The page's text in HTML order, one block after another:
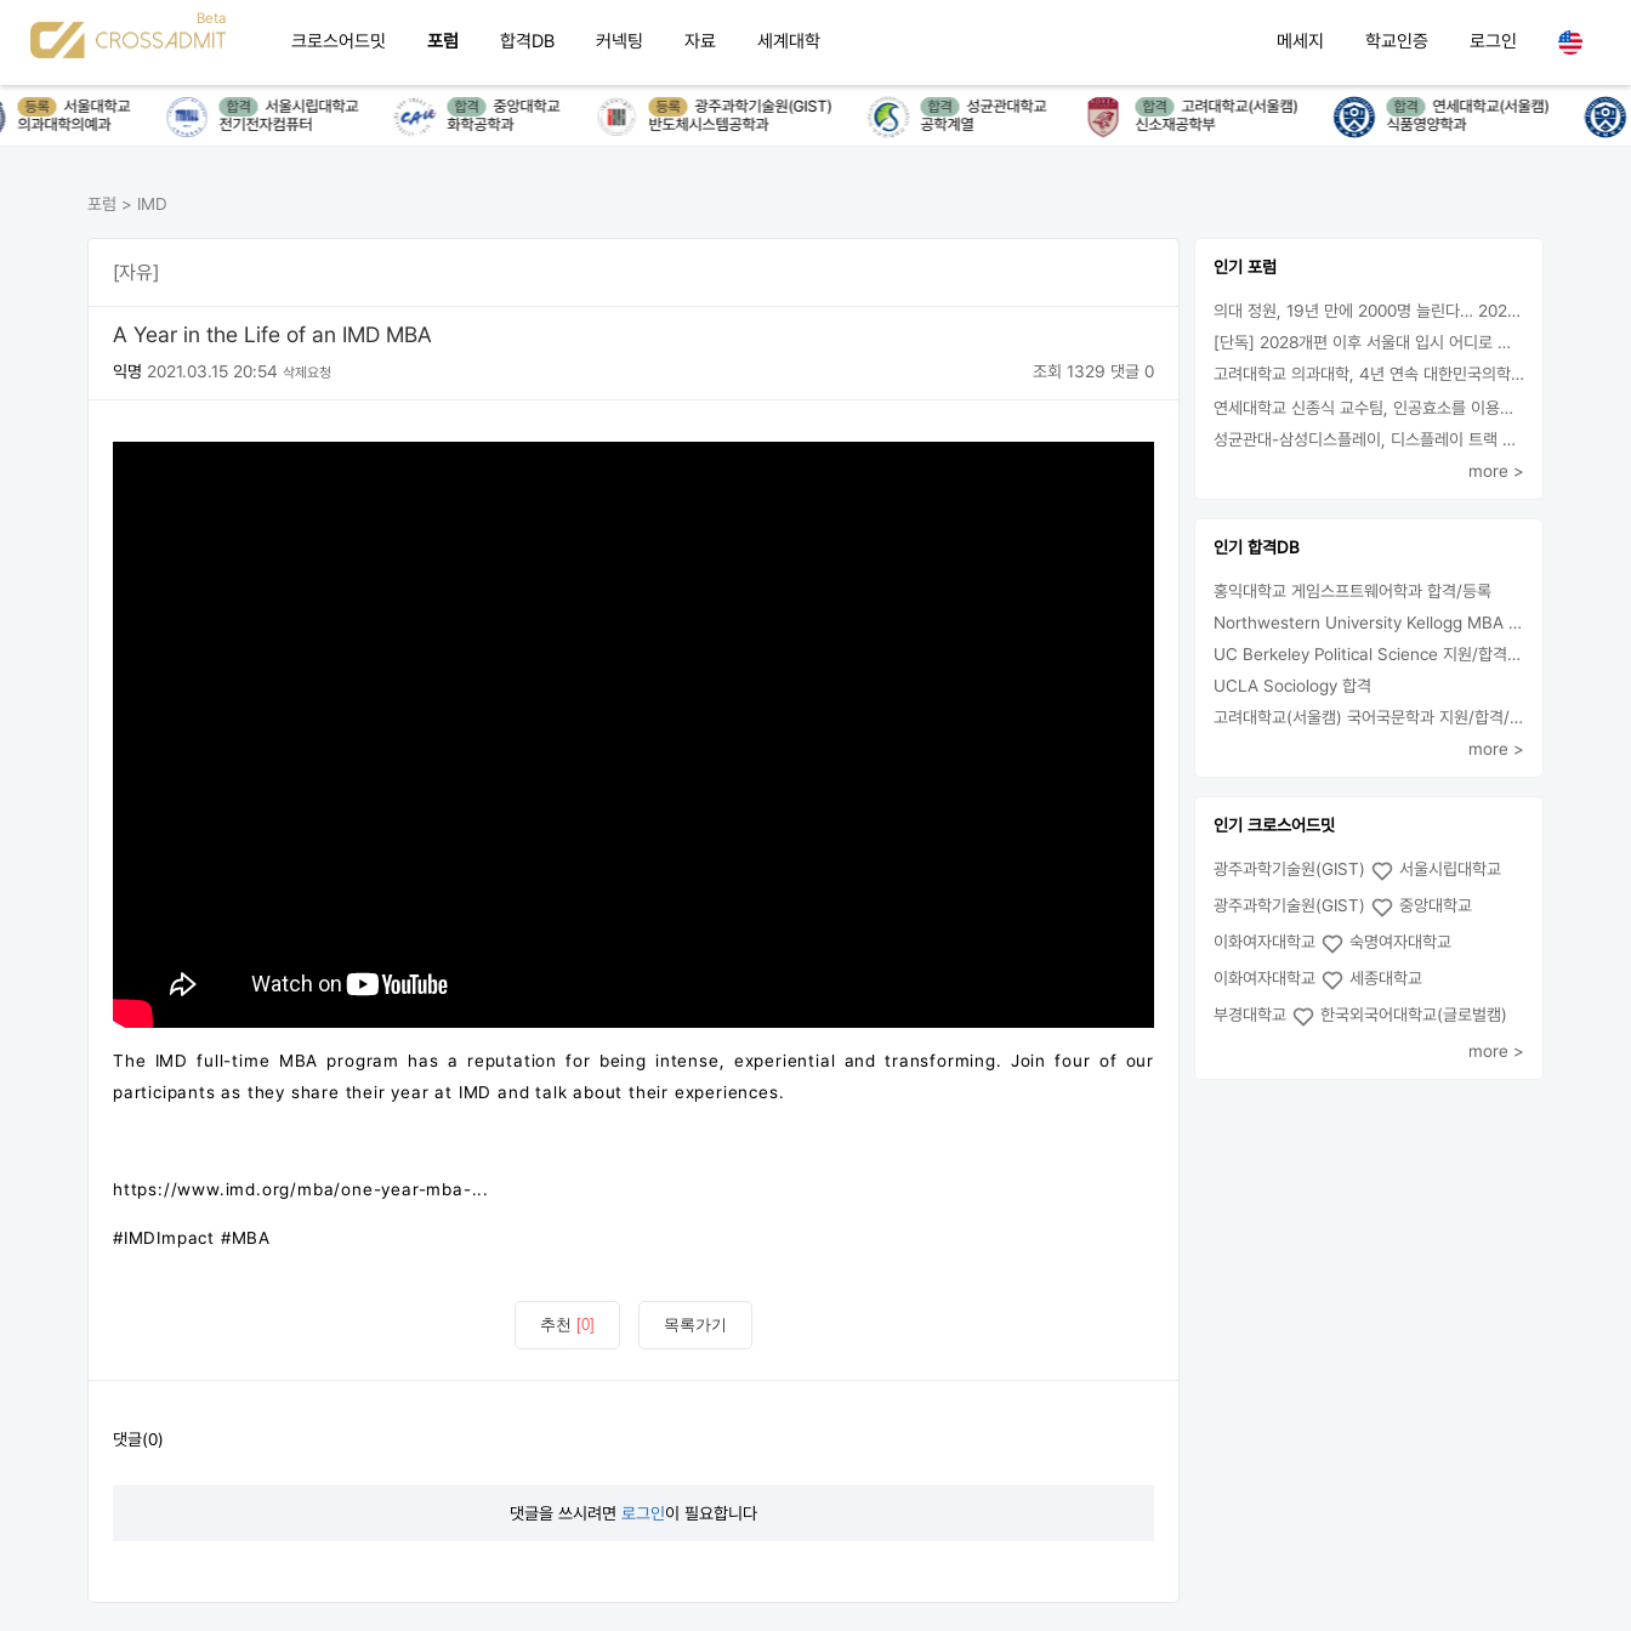
크로스어드밋 포럼 합격DB 커넥팅 자료 세계대학 메세지 학교인증 로그인
등록
서울대학교
의과대학의예과
합격
서울시립대학교
전기전자컴퓨터
합격
중앙대학교
화학공학과
등록
광주과학기술원(GIST)
반도체시스템공학과
합격
성균관대학교
공학계열
합격
고려대학교(서울캠)
신소재공학부
합격
연세대학교(서울캠)
식품영양학과
포럼 > IMD
[자유]
A Year in the Life of an IMD MBA
익명 2021.03.15 20:54 삭제요청 조회 1329 댓글 0
The IMD full-time MBA program has a reputation for being intense, experiential and transforming. Join four of our
participants as they share their year at IMD and talk about their experiences.
https://www.imd.org/mba/one-year-mba-...​
#IMDImpact​ #MBA
추천 [0] 목록가기
댓글(0)
댓글을 쓰시려면 로그인이 필요합니다
인기 포럼
의대 정원, 19년 만에 2000명 늘린다… 2025년 입시부터 적용
[단독] 2028개편 이후 서울대 입시 어디로 갈까.. ‘정시40% 폐지 추진’
고려대학교 의과대학, 4년 연속 대한민국의학한림원 정회원 최다 배출 外
연세대학교 신종식 교수팀, 인공효소를 이용한 아민의 키랄전환 세계 최초로 성공
성균관대-삼성디스플레이, 디스플레이 트랙 운영 협약 체결
more >
인기 합격DB
홍익대학교 게임스프트웨어학과 합격/등록
Northwestern University Kellogg MBA 합격
UC Berkeley Political Science 지원/합격/등록
UCLA Sociology 합격
고려대학교(서울캠) 국어국문학과 지원/합격/등록
more >
인기 크로스어드밋
광주과학기술원(GIST)
서울시립대학교
광주과학기술원(GIST)
중앙대학교
이화여자대학교
숙명여자대학교
이화여자대학교
세종대학교
부경대학교
한국외국어대학교(글로벌캠)
more >